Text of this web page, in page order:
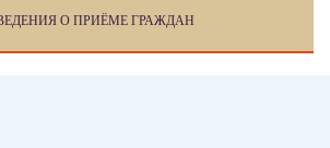
О ПРИЁМЕ ГРАЖДАН